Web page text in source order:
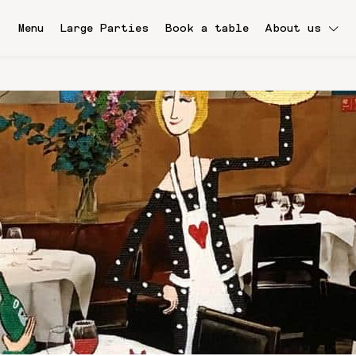
Menu Large Parties Book a table About us